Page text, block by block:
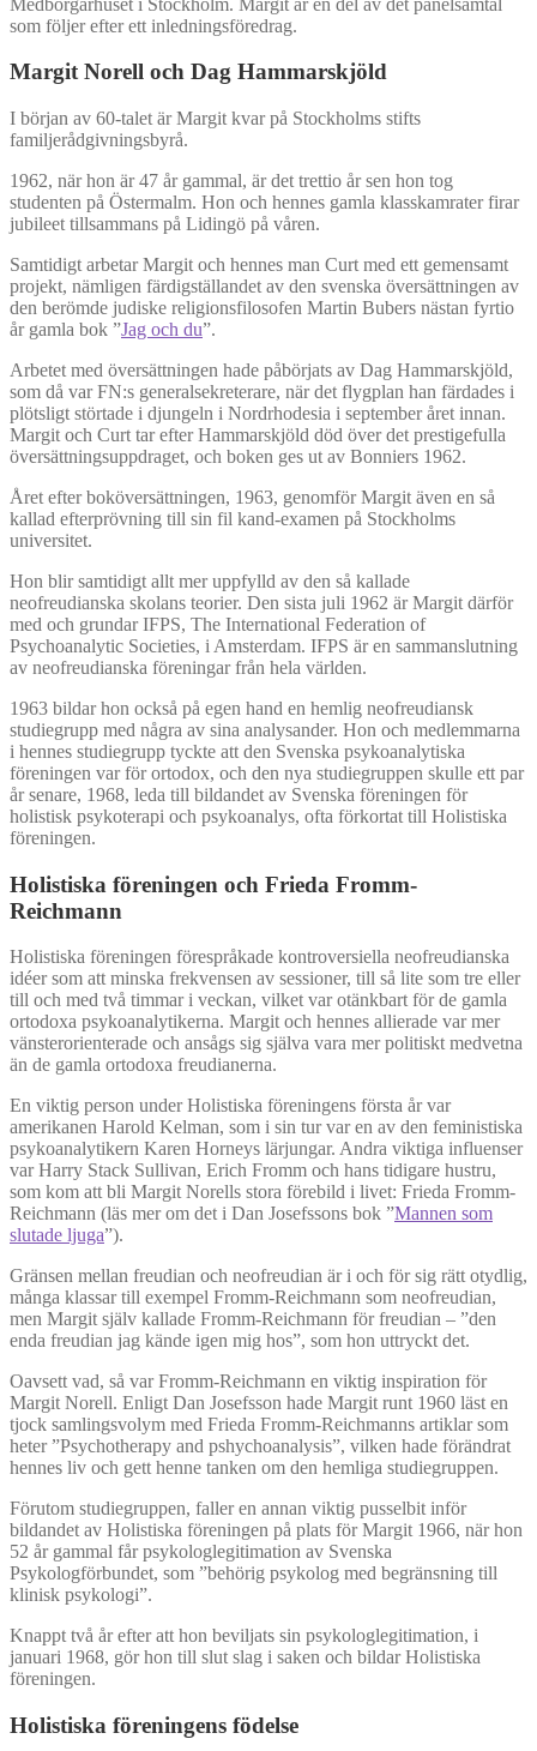
som följer efter ett inledningsföredrag.
Margit Norell och Dag Hammarskjöld
I början av 60-talet är Margit kvar på Stockholms stifts
familjerådgivningsbyrå.
1962, när hon är 47 år gammal, är det trettio år sen hon tog
studenten på Östermalm. Hon och hennes gamla klasskamrater firar
jubileet tillsammans på Lidingö på våren.
Samtidigt arbetar Margit och hennes man Curt med ett gemensamt
projekt, nämligen färdigställandet av den svenska översättningen av
den berömde judiske religionsfilosofen Martin Bubers nästan fyrtio
år gamla bok ”Jag och du”.
Arbetet med översättningen hade påbörjats av Dag Hammarskjöld,
som då var FN:s generalsekreterare, när det flygplan han färdades i
plötsligt störtade i djungeln i Nordrhodesia i september året innan.
Margit och Curt tar efter Hammarskjöld död över det prestigefulla
översättningsuppdraget, och boken ges ut av Bonniers 1962.
Året efter boköversättningen, 1963, genomför Margit även en så
kallad efterprövning till sin fil kand-examen på Stockholms
universitet.
Hon blir samtidigt allt mer uppfylld av den så kallade
neofreudianska skolans teorier. Den sista juli 1962 är Margit därför
med och grundar IFPS, The International Federation of
Psychoanalytic Societies, i Amsterdam. IFPS är en sammanslutning
av neofreudianska föreningar från hela världen.
1963 bildar hon också på egen hand en hemlig neofreudiansk
studiegrupp med några av sina analysander. Hon och medlemmarna
i hennes studiegrupp tyckte att den Svenska psykoanalytiska
föreningen var för ortodox, och den nya studiegruppen skulle ett par
år senare, 1968, leda till bildandet av Svenska föreningen för
holistisk psykoterapi och psykoanalys, ofta förkortat till Holistiska
föreningen.
Holistiska föreningen och Frieda Fromm-
Reichmann
Holistiska föreningen förespråkade kontroversiella neofreudianska
idéer som att minska frekvensen av sessioner, till så lite som tre eller
till och med två timmar i veckan, vilket var otänkbart för de gamla
ortodoxa psykoanalytikerna. Margit och hennes allierade var mer
vänsterorienterade och ansågs sig själva vara mer politiskt medvetna
än de gamla ortodoxa freudianerna.
En viktig person under Holistiska föreningens första år var
amerikanen Harold Kelman, som i sin tur var en av den feministiska
psykoanalytikern Karen Horneys lärjungar. Andra viktiga influenser
var Harry Stack Sullivan, Erich Fromm och hans tidigare hustru,
som kom att bli Margit Norells stora förebild i livet: Frieda Fromm-
Reichmann (läs mer om det i Dan Josefssons bok ”Mannen som
slutade ljuga”).
Gränsen mellan freudian och neofreudian är i och för sig rätt otydlig,
många klassar till exempel Fromm-Reichmann som neofreudian,
men Margit själv kallade Fromm-Reichmann för freudian – ”den
enda freudian jag kände igen mig hos”, som hon uttryckt det.
Oavsett vad, så var Fromm-Reichmann en viktig inspiration för
Margit Norell. Enligt Dan Josefsson hade Margit runt 1960 läst en
tjock samlingsvolym med Frieda Fromm-Reichmanns artiklar som
heter ”Psychotherapy and pshychoanalysis”, vilken hade förändrat
hennes liv och gett henne tanken om den hemliga studiegruppen.
Förutom studiegruppen, faller en annan viktig pusselbit inför
bildandet av Holistiska föreningen på plats för Margit 1966, när hon
52 år gammal får psykologlegitimation av Svenska
Psykologförbundet, som ”behörig psykolog med begränsning till
klinisk psykologi”.
Knappt två år efter att hon beviljats sin psykologlegitimation, i
januari 1968, gör hon till slut slag i saken och bildar Holistiska
föreningen.
Holistiska föreningens födelse